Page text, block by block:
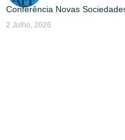
Conferência Novas
2 Julho, 2026